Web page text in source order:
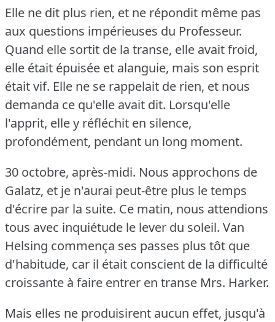
Elle ne dit plus rien, et ne répondit même pas
aux questions impérieuses du Professeur.
Quand elle sortit de la transe, elle avait froid,
elle était épuisée et alanguie, mais son esprit
était vif. Elle ne se rappelait de rien, et nous
demanda ce qu'elle avait dit. Lorsqu'elle
l'apprit, elle y réfléchit en silence,
profondément, pendant un long moment.
30 octobre, après-midi. Nous approchons de
Galatz, et je n'aurai peut-être plus le temps
d'écrire par la suite. Ce matin, nous attendions
tous avec inquiétude le lever du soleil. Van
Helsing commença ses passes plus tôt que
d'habitude, car il était conscient de la difficulté
croissante à faire entrer en transe Mrs. Harker.
Mais elles ne produisirent aucun effet, jusqu'à